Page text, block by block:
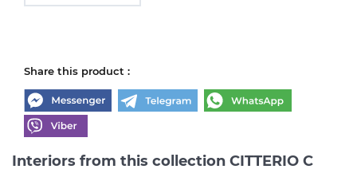
Share this product :
Interiors from this collection CITTERIO C